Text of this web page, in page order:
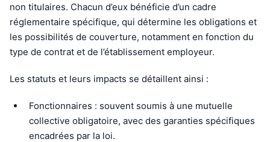
non titulaires. Chacun d’eux bénéficie d’un cadre
réglementaire spécifique, qui détermine les obligations et
les possibilités de couverture, notamment en fonction du
type de contrat et de l’établissement employeur.
Les statuts et leurs impacts se détaillent ainsi :
Fonctionnaires : souvent soumis à une mutuelle
collective obligatoire, avec des garanties spécifiques
encadrées par la loi.